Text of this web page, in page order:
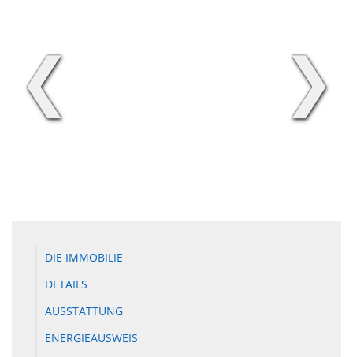
❮ ❯
DIE IMMOBILIE
DETAILS
AUSSTATTUNG
ENERGIEAUSWEIS